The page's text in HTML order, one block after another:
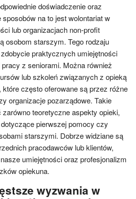
doświadczenie oraz
na to jest wolontariat w
lub organizacjach non-profit
osobom starszym. Tego rodzaju
praktycznych umiejętności
z seniorami. Można również
lub szkoleń związanych z opieką
często oferowane są przez różne
organizacje pozarządowe. Takie
teoretyczne aspekty opieki,
pierwszej pomocy czy
starszymi. Dobrze widziane są
pracodawców lub klientów,
umiejętności oraz profesjonalizm
opiekuna.
wyzwania w